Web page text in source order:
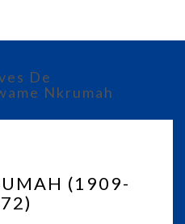
De
Nkrumah
W
A
(1909-